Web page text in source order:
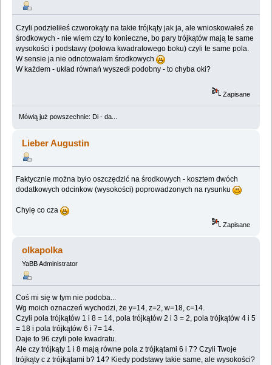
Czyli podzieliłeś czworokąty na takie trójkąty jak ja, ale wnioskowałeś ze
środkowych - nie wiem czy to konieczne, bo pary trójkątów mają te same
wysokości i podstawy (połowa kwadratowego boku) czyli te same pola.
W sensie ja nie odnotowałam środkowych
W każdem - układ równań wyszedł podobny - to chyba oki?
Zapisane
Mówią już powszechnie: Di - da...
Lieber Augustin
Faktycznie można było oszczędzić na środkowych - kosztem dwóch
dodatkowych odcinkow (wysokości) poprowadzonych na rysunku
Chylę co cza
Zapisane
olkapolka
YaBB Administrator
Coś mi się w tym nie podoba...
Wg moich oznaczeń wychodzi, że y=14, z=2, w=18, c=14.
Czyli pola trójkątów 1 i 8 = 14, pola trójkątów 2 i 3 = 2, pola trójkątów 4 i 5
= 18 i pola trójkątów 6 i 7= 14.
Daje to 96 czyli pole kwadratu.
Ale czy trójkąty 1 i 8 mają równe pola z trójkątami 6 i 7? Czyli Twoje
trójkąty c z trójkątami b? 14? Kiedy podstawy takie same, ale wysokości?